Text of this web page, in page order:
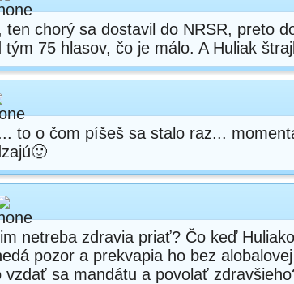
ten chorý sa dostavil do NRSR, preto
tým 75 hlasov, čo je málo. A Huliak
to o čom píšeš sa stalo raz...
netreba zdravia priať? Čo keď
pozor a prekvapia ho bez
vzdať sa mandátu a povolať